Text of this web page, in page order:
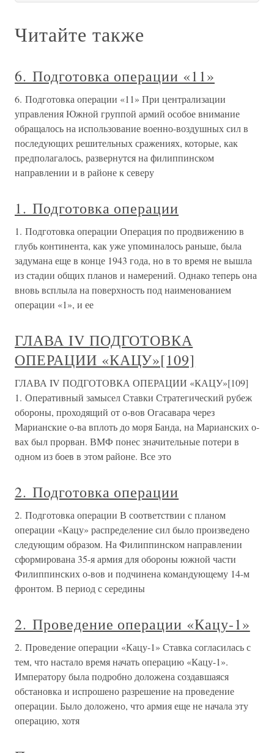
Читайте также
6. Подготовка операции «11»
6. Подготовка операции «11» При централизации
управления Южной группой армий особое внимание
обращалось на использование военно-воздушных сил в
последующих решительных сражениях, которые, как
предполагалось, развернутся на филиппинском
направлении и в районе к северу
1. Подготовка операции
1. Подготовка операции Операция по продвижению в
глубь континента, как уже упоминалось раньше, была
задумана еще в конце 1943 года, но в то время не вышла
из стадии общих планов и намерений. Однако теперь она
вновь всплыла на поверхность под наименованием
операции «1», и ее
ГЛАВА IV ПОДГОТОВКА
ОПЕРАЦИИ «КАЦУ»[109]
ГЛАВА IV ПОДГОТОВКА ОПЕРАЦИИ «КАЦУ»[109]
1. Оперативный замысел Ставки Стратегический рубеж
обороны, проходящий от о-вов Огасавара через
Марианские о-ва вплоть до моря Банда, на Марианских о-
вах был прорван. ВМФ понес значительные потери в
одном из боев в этом районе. Все это
2. Подготовка операции
2. Подготовка операции В соответствии с планом
операции «Кацу» распределение сил было произведено
следующим образом. На Филиппинском направлении
сформирована 35-я армия для обороны южной части
Филиппинских о-вов и подчинена командующему 14-м
фронтом. В период с середины
2. Проведение операции «Кацу-1»
2. Проведение операции «Кацу-1» Ставка согласилась с
тем, что настало время начать операцию «Кацу-1».
Императору была подробно доложена создавшаяся
обстановка и испрошено разрешение на проведение
операции. Было доложено, что армия еще не начала эту
операцию, хотя